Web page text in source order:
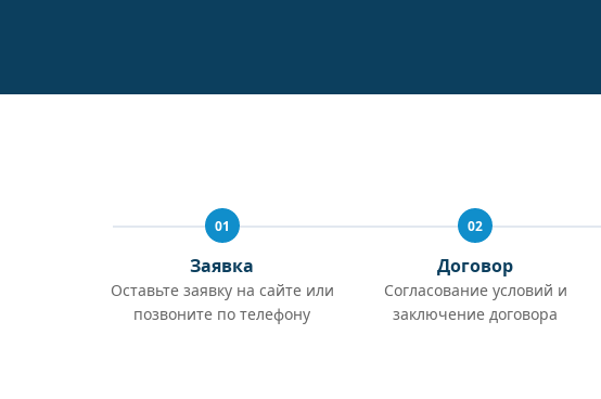
01
Заявка
Оставьте заявку на сайте или
позвоните по телефону
02
Договор
Согласование условий и
заключение договора